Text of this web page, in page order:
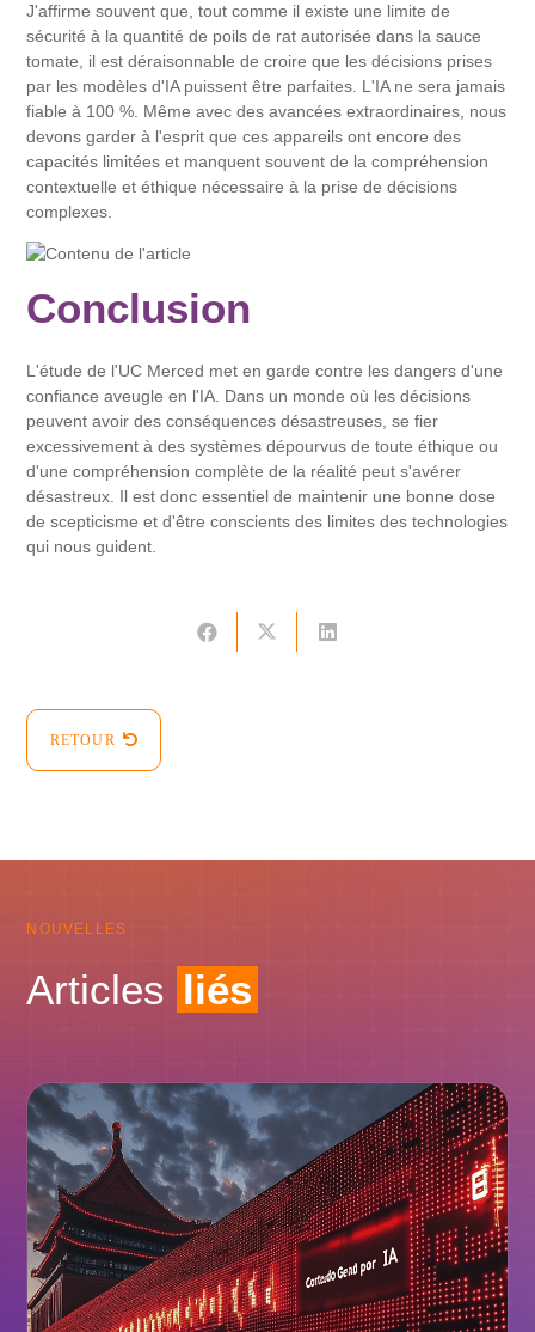
J'affirme souvent que, tout comme il existe une limite de
sécurité à la quantité de poils de rat autorisée dans la sauce
tomate, il est déraisonnable de croire que les décisions prises
par les modèles d'IA puissent être parfaites. L'IA ne sera jamais
fiable à 100 %. Même avec des avancées extraordinaires, nous
devons garder à l'esprit que ces appareils ont encore des
capacités limitées et manquent souvent de la compréhension
contextuelle et éthique nécessaire à la prise de décisions
complexes.
Conclusion
L'étude de l'UC Merced met en garde contre les dangers d'une
confiance aveugle en l'IA. Dans un monde où les décisions
peuvent avoir des conséquences désastreuses, se fier
excessivement à des systèmes dépourvus de toute éthique ou
d'une compréhension complète de la réalité peut s'avérer
désastreux. Il est donc essentiel de maintenir une bonne dose
de scepticisme et d'être conscients des limites des technologies
qui nous guident.
RETOUR
NOUVELLES
Articles liés